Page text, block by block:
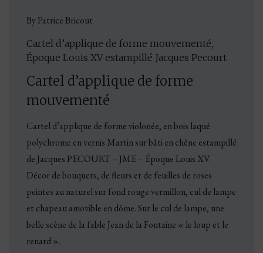
By Patrice Bricout
Cartel d’applique de forme mouvementé,
Époque Louis XV estampillé Jacques Pecourt
Cartel d’applique de forme
mouvementé
Cartel d’applique de forme violonée, en bois laqué
polychrome en vernis Martin sur bâti en chêne estampillé
de Jacques PECOURT – JME – Époque Louis XV.
Décor de bouquets, de fleurs et de feuilles de roses
peintes au naturel sur fond rouge vermillon, cul de lampe
et chapeau amovible en dôme. Sur le cul de lampe, une
belle scène de la fable Jean de la Fontaine « le loup et le
renard ».